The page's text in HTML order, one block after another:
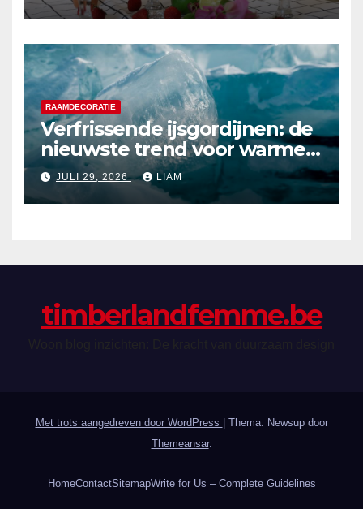
RAAMDECORATIE
Verfrissende ijsgordijnen: de
nieuwste trend voor warme
zomerdagen
JULI 29, 2026 LIAM
timberlandfemme.be
Met trots aangedreven door WordPress
Thema: Newsup door
Themeansar.
HomeContactSitemapWrite for Us – Complete Guidelines